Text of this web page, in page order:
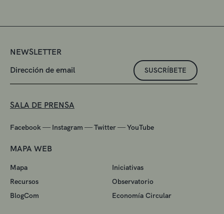
NEWSLETTER
SUSCRÍBETE
SALA DE PRENSA
Facebook — Instagram —Twitter—YouTube
MAPA WEB
Mapa
Iniciativas
Recursos
Observatorio
BlogCom
Economía Circular